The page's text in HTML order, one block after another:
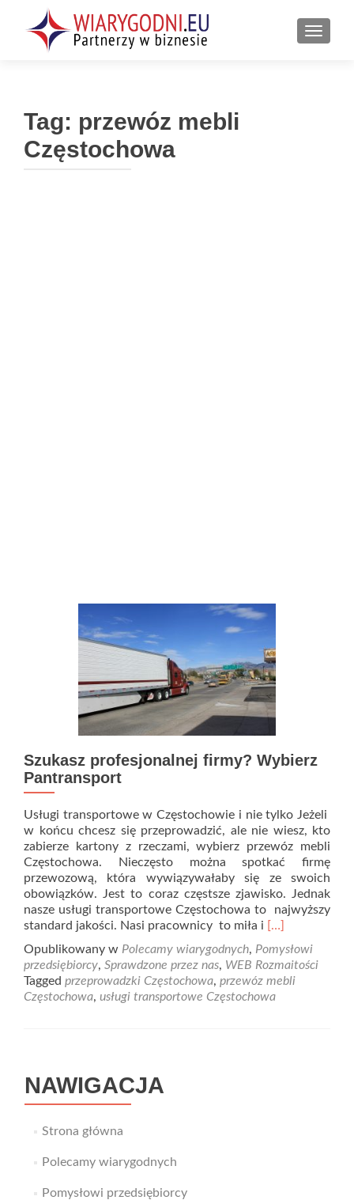
Tag: przewóz mebli
Częstochowa
Szukasz profesjonalnej firmy? Wybierz
Pantransport
Usługi transportowe w Częstochowie i nie tylko Jeżeli
w końcu chcesz się przeprowadzić, ale nie wiesz, kto
zabierze kartony z rzeczami, wybierz przewóz mebli
Częstochowa. Nieczęsto można spotkać firmę
przewozową, która wywiązywałaby się ze swoich
obowiązków. Jest to coraz częstsze zjawisko. Jednak
nasze usługi transportowe Częstochowa to najwyższy
standard jakości. Nasi pracownicy to miła i Read
about
Szukasz
profesjonalnej
firmy?
[…]
Opublikowany w Polecamy wiarygodnych, Pomysłowi
przedsiębiorcy, Sprawdzone przez nas, WEB Rozmaitości
Tagged przeprowadzki Częstochowa, przewóz mebli
Częstochowa, usługi transportowe Częstochowa
NAWIGACJA
Strona główna
Polecamy wiarygodnych
Pomysłowi przedsiębiorcy